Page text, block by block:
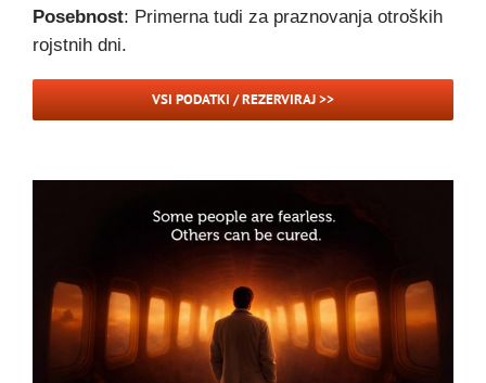
Posebnost: Primerna tudi za praznovanja otroških
rojstnih dni.
VSI PODATKI / REZERVIRAJ >>